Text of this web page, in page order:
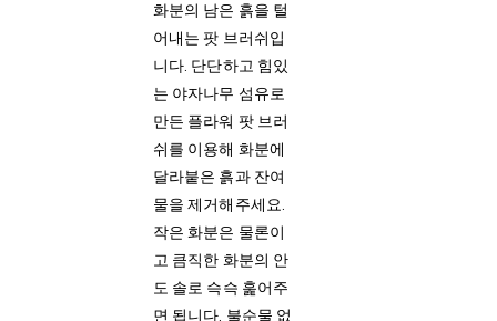
화분의 남은 흙을 털
어내는 팟 브러쉬입
니다. 단단하고 힘있
는 야자나무 섬유로
만든 플라워 팟 브러
쉬를 이용해 화분에
달라붙은 흙과 잔여
물을 제거해주세요.
작은 화분은 물론이
고 큼직한 화분의 안
도 솔로 슥슥 훑어주
면 됩니다. 불순물 없